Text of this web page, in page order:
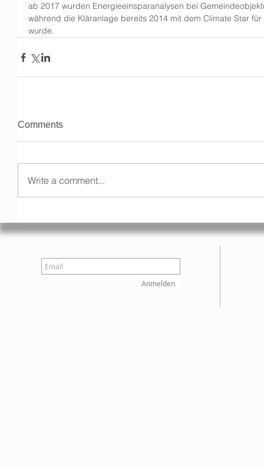
ab 2017 wurden Energieeinsparanalysen bei
während die Kläranlage bereits 2014 mit dem Climate Star
wurde.
Comments
Write a comment...
Anmelden